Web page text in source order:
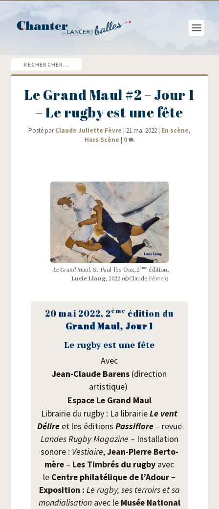
Le Grand Maul #2 – Jour 1
– Le rugby est une fête
Posté parClaude Juliette Fèvre | 21 mai 2022 | En scène,
Hors Scène | 0
Le Grand Maul, St-Paul-lès-Dax, 2èmeédi­tion,
Lucie Llong, 2022 (©Claude Fèvre))
20 mai 2022, 2ème édi­tion du
Grand Maul, Jour 1
Le rug­by est une fête
Avec
Jean-Claude Barens (direc­tion
artistique)
Espace Le Grand Maul
Librai­rie du rug­by : La librai­rieLe vent
Délireet les édi­tions Pas­si­flore – revue
Landes Rug­by Maga­zine – Ins­tal­la­tion
sonore : Ves­tiaire,Jean-Pierre Ber­to­
mère – Les Tim­brés du rug­by avec
le Centre phi­la­té­lique de l’Adour –
Expo­si­tion : Le rug­by, ses ter­roirs et sa
mon­dia­li­sa­tionavec le Musée Natio­nal